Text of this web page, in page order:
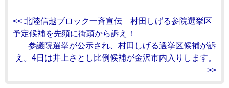
<< 北陸信越ブロック一斉宣伝 村田しげる参院選挙区
予定候補を先頭に街頭から訴え！
参議院選挙が公示され、村田しげる選挙区候補が訴
え。4日は井上さとし比例候補が金沢市内入りします。
>>